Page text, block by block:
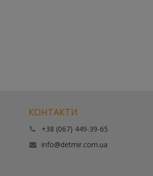
КОНТАКТИ
+38 (067) 449-39-65
info@detmir.com.ua